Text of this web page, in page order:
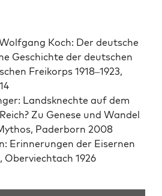
Koch: Der deutsche
Geschichte der deutschen
Freiko­rps 1918–1923,
Land­sknechte auf dem
Zu Genese und Wan­del
Pader­born 2008
Erin­nerun­gen der Eis­er­nen
Oberviech­tach 1926